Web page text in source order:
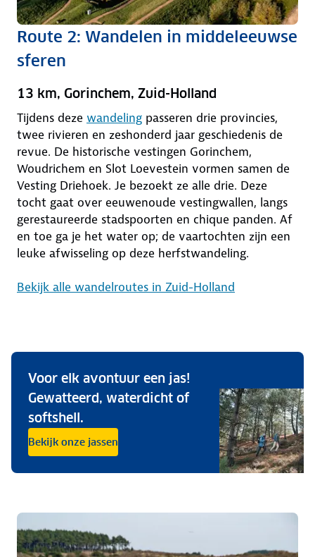
Route 2: Wandelen in middeleeuwse
sferen
13 km, Gorinchem, Zuid-Holland
Tijdens deze wandeling passeren drie provincies,
twee rivieren en zeshonderd jaar geschiedenis de
revue. De historische vestingen Gorinchem,
Woudrichem en Slot Loevestein vormen samen de
Vesting Driehoek. Je bezoekt ze alle drie. Deze
tocht gaat over eeuwenoude vestingwallen, langs
gerestaureerde stadspoorten en chique panden. Af
en toe ga je het water op; de vaartochten zijn een
leuke afwisseling op deze herfstwandeling.
Bekijk alle wandelroutes in Zuid-Holland
Voor elk avontuur een jas!
Gewatteerd, waterdicht of
softshell.
Bekijk onze jassen